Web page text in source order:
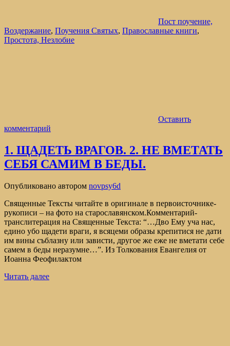
Пост поучение,
Воздержание, Поучения Святых, Православные книги,
Простота, Незлобие
Оставить
комментарий
1. ЩАДЕТЬ ВРАГОВ. 2. НЕ ВМЕТАТЬ
СЕБЯ САМИМ В БЕДЫ.
Опубликовано автором novpsy6d
Священные Тексты читайте в оригинале в первоисточнике-
рукописи – на фото на старославянском.Комментарий-
транслитерация на Священные Текста: “…Дво Ему уча нас,
едино убо щадети враги, я всяцеми образы крепитися не дати
им вины съблазну или зависти, другое же еже не вметати себе
самем в беды неразумне…”. Из Толкования Евангелия от
Иоанна Феофилактом
Читать далее